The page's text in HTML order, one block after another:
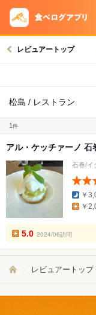
レビュアートップ
松島 / レストラン
1 件
アル・ケッチァーノ 石
石巻/イ
￥
￥
5.0 2024/06訪問
レビュアートップ